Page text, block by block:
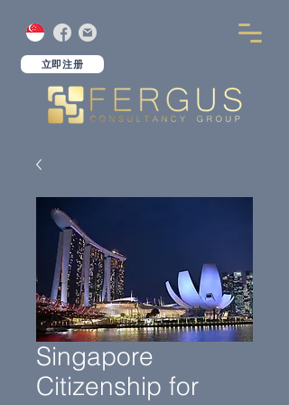
立即注册
Singapore
Citizenship for